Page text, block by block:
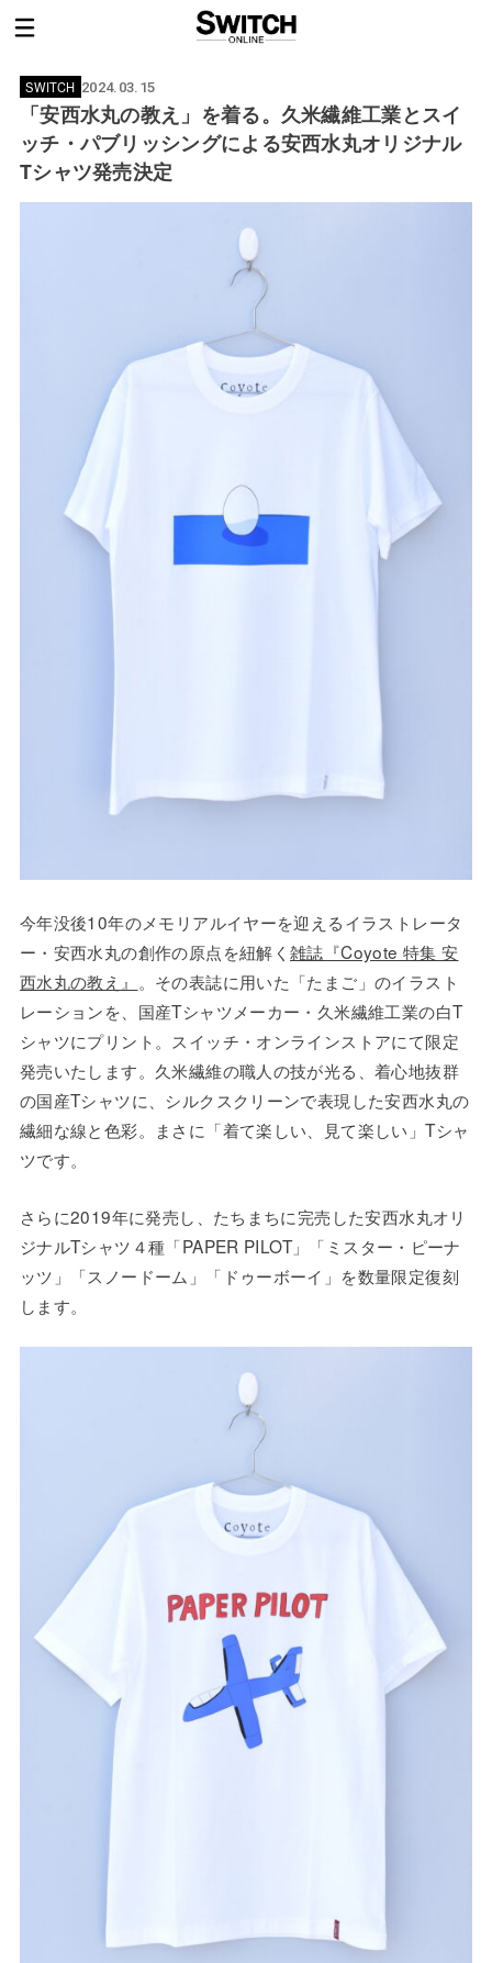
SWITCH 2024.03.15
「安西水丸の教え」を着る。久米繊維工業とスイ
ッチ・パブリッシングによる安西水丸オリジナル
Tシャツ発売決定
今年没後10年のメモリアルイヤーを迎えるイラストレータ
ー・安西水丸の創作の原点を紐解く雑誌『Coyote 特集 安
西水丸の教え』 。その表誌に用いた「たまご」のイラスト
レーションを、国産Tシャツメーカー・久米繊維工業の白T
シャツにプリント。スイッチ・オンラインストアにて限定
発売いたします。久米繊維の職人の技が光る、着心地抜群
の国産Tシャツに、シルクスクリーンで表現した安西水丸の
繊細な線と色彩。まさに「着て楽しい、見て楽しい」Tシャ
ツです。
さらに2019年に発売し、たちまちに完売した安西水丸オリ
ジナルTシャツ４種「PAPER PILOT」「ミスター・ピーナ
ッツ」「スノードーム」「ドゥーボーイ」を数量限定復刻
します。